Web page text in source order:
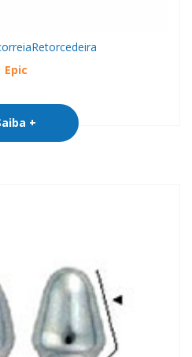
Retorcedeira
Epic
+